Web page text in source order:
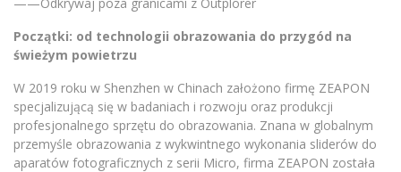
Początki: od technologii obrazowania do przygód na
świeżym powietrzu
W 2019 roku w Shenzhen w Chinach założono firmę ZEAPON
specjalizującą się w badaniach i rozwoju oraz produkcji
profesjonalnego sprzętu do obrazowania. Znana w globalnym
przemyśle obrazowania z wykwintnego wykonania sliderów do
aparatów fotograficznych z serii Micro, firma ZEAPON została